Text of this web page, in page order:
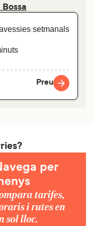
setmanals
Preu
per
tarifes,
i rutes en
sol lloc.